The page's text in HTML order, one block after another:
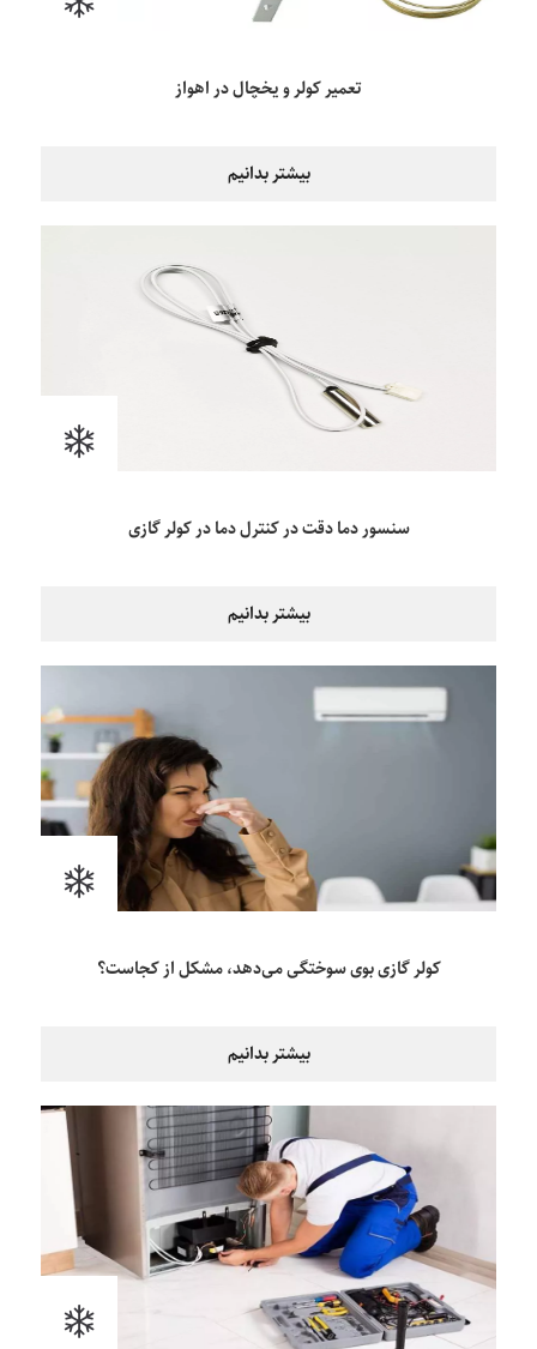
تعمیر کولر و یخچال در اهواز
بیشتر بدانیم
سنسور دما دقت در کنترل دما در کولر گازی
بیشتر بدانیم
کولر گازی بوی سوختگی می‌دهد، مشکل از کجاست؟
بیشتر بدانیم